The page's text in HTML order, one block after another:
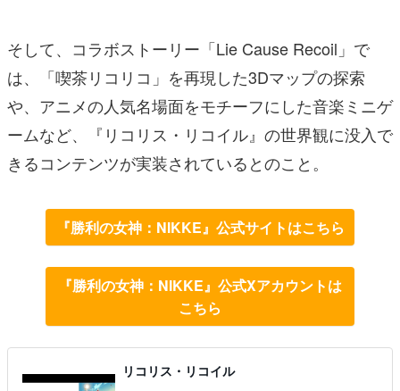
そして、コラボストーリー「Lie Cause Recoil」で
は、「喫茶リコリコ」を再現した3Dマップの探索
や、アニメの人気名場面をモチーフにした音楽ミニゲ
ームなど、『リコリス・リコイル』の世界観に没入で
きるコンテンツが実装されているとのこと。
『勝利の女神：NIKKE』公式サイトはこちら
『勝利の女神：NIKKE』公式Xアカウントは
こちら
リコリス・リコイル